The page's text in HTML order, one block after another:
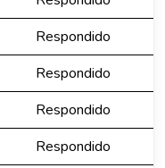
Respondido
Respondido
Respondido
Respondido